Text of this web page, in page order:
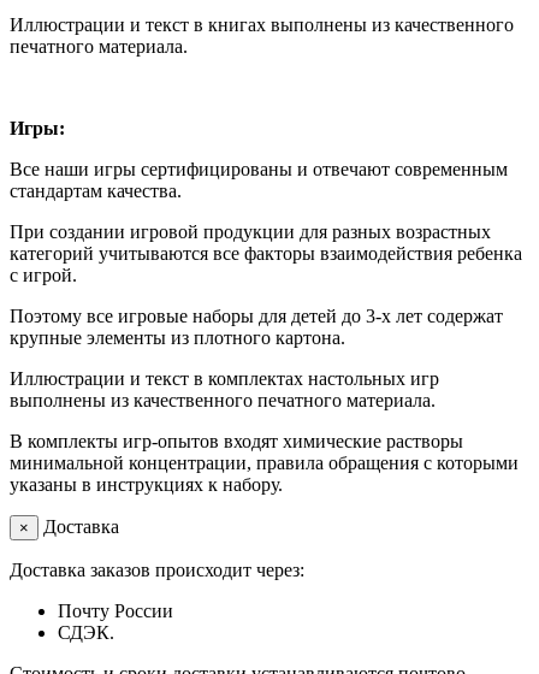
Иллюстрации и текст в книгах выполнены из качественного
печатного материала.
Игры:
Все наши игры сертифицированы и отвечают современным
стандартам качества.
При создании игровой продукции для разных возрастных
категорий учитываются все факторы взаимодействия ребенка
с игрой.
Поэтому все игровые наборы для детей до 3-х лет содержат
крупные элементы из плотного картона.
Иллюстрации и текст в комплектах настольных игр
выполнены из качественного печатного материала.
В комплекты игр-опытов входят химические растворы
минимальной концентрации, правила обращения с которыми
указаны в инструкциях к набору.
× Доставка
Доставка заказов происходит через:
Почту России
СДЭК.